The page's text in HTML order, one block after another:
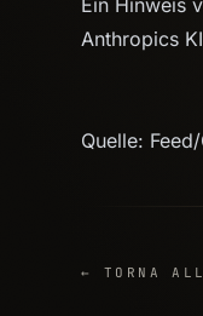
Ein Hinweis
Anthropics
Quelle:
← TORNA